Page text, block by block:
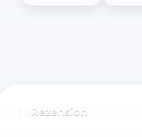
Rezension